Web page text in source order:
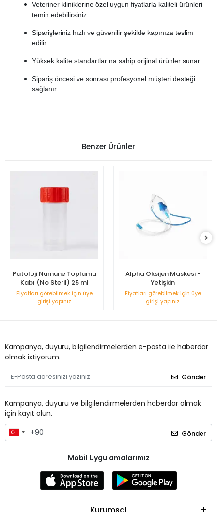
Veteriner kliniklerine özel uygun fiyatlarla kaliteli ürünleri
temin edebilirsiniz.​
Siparişleriniz hızlı ve güvenilir şekilde kapınıza teslim
edilir.​
Yüksek kalite standartlarına sahip orijinal ürünler sunar.​
Sipariş öncesi ve sonrası profesyonel müşteri desteği
sağlanır.​
Benzer Ürünler
Patoloji Numune Toplama
Kabı (No Steril) 25 ml
Fiyatları görebilmek için üye
girişi yapınız
Alpha Oksijen Maskesi -
Yetişkin
Fiyatları görebilmek için üye
girişi yapınız
Kampanya, duyuru, bilgilendirmelerden e-posta ile haberdar
olmak istiyorum.
Gönder
Kampanya, duyuru ve bilgilendirmelerden haberdar olmak
için kayıt olun.
Gönder
Mobil Uygulamalarımız
Kurumsal